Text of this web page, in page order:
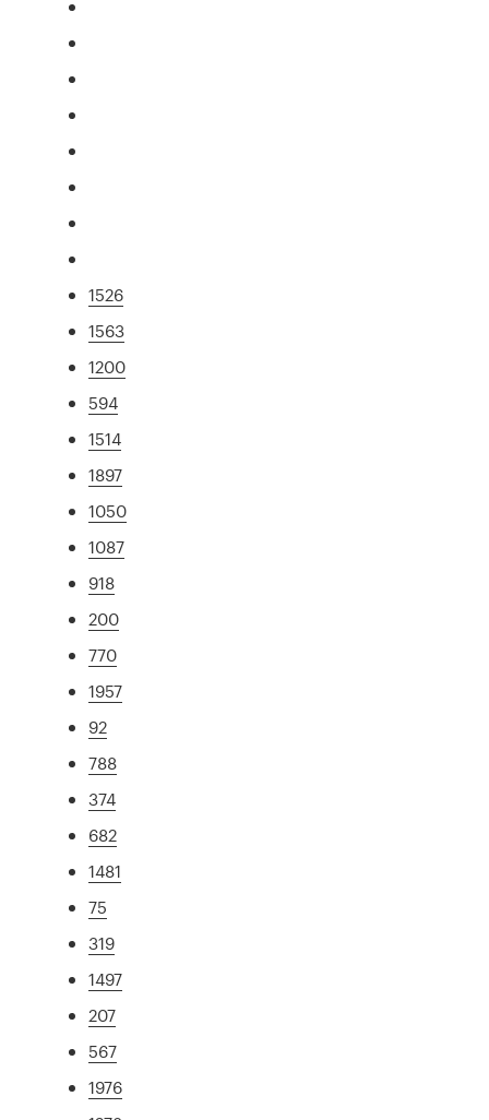
1526
1563
1200
594
1514
1897
1050
1087
918
200
770
1957
92
788
374
682
1481
75
319
1497
207
567
1976